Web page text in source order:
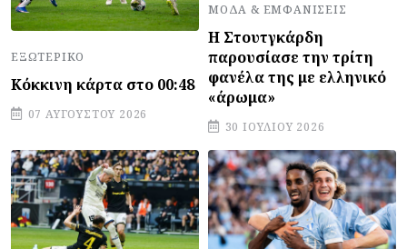
ΕΞΩΤΕΡΙΚΌ
Κόκκινη κάρτα στο 00:48
07 ΑΥΓΟΎΣΤΟΥ 2026
ΜΌΔΑ & ΕΜΦΑΝΊΣΕΙΣ
Η Στουτγκάρδη
παρουσίασε την τρίτη
φανέλα της με ελληνικό
«άρωμα»
30 ΙΟΥΛΊΟΥ 2026